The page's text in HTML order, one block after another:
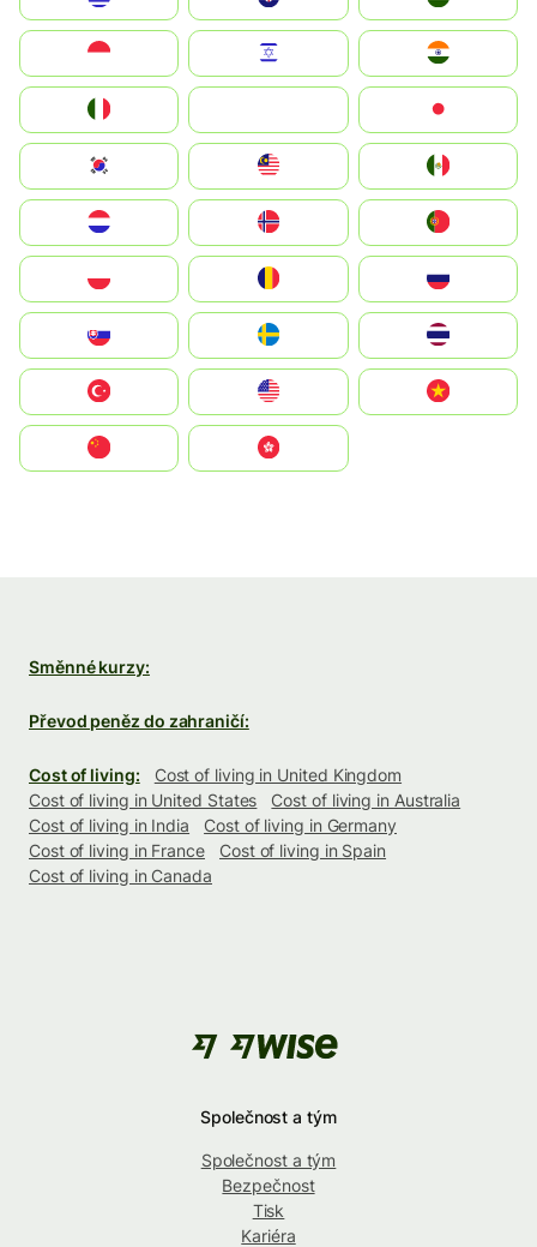
South Korea
United States
中國香港特別行政區
Směnné kurzy:
Převod peněz do zahraničí:
Cost of living:
Cost of living in United Kingdom
Cost of living in United States
Cost of living in Australia
Cost of living in India
Cost of living in Germany
Cost of living in France
Cost of living in Spain
Cost of living in Canada
Společnost a tým
Společnost a tým
Bezpečnost
Tisk
Kariéra